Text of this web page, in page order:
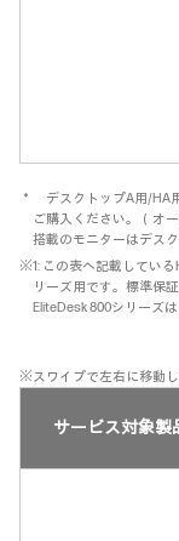
＊ デスクトップA用/HA
ご購入ください。（オ
搭載のモニターはデス
※1: この表へ記載している
リーズ用です。標準保
EliteDesk 800シリーズ
※スワイプで左右に移動し
サービス対象製